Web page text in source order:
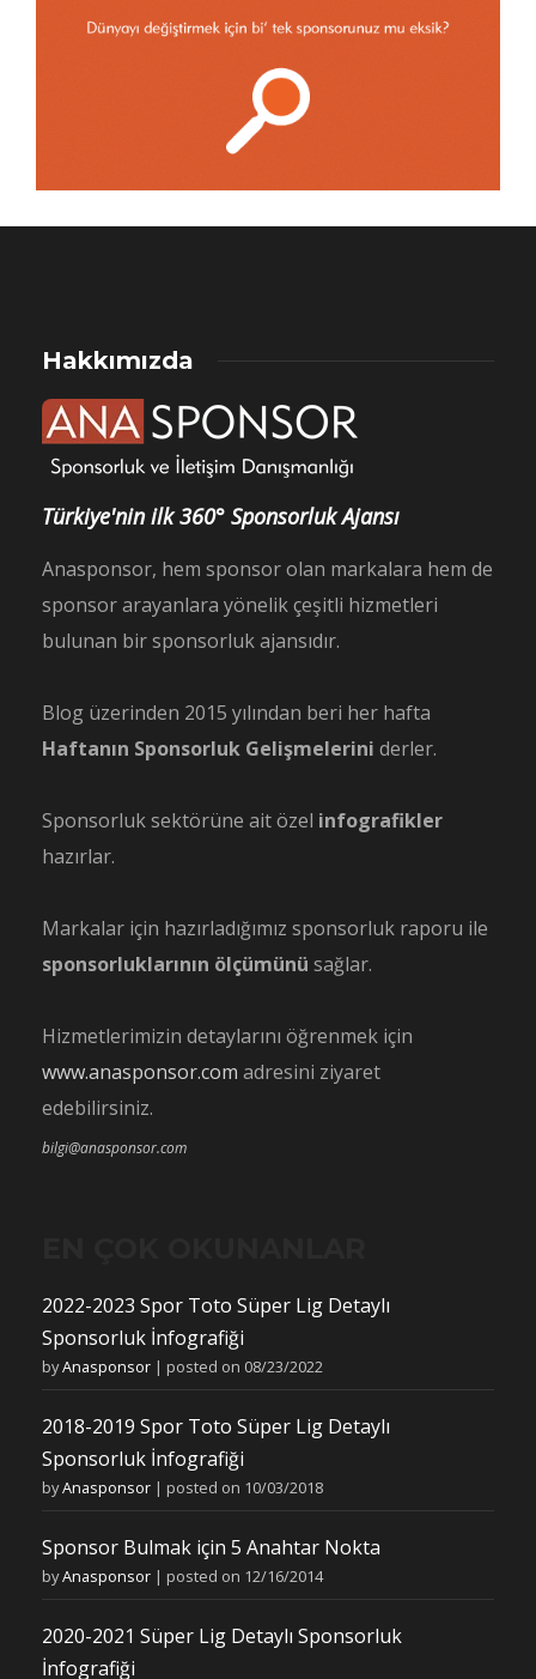
Hakkımızda
Türkiye'nin ilk 360° Sponsorluk Ajansı
Anasponsor, hem sponsor olan markalara hem de
sponsor arayanlara yönelik çeşitli hizmetleri
bulunan bir sponsorluk ajansıdır.
Blog üzerinden 2015 yılından beri her hafta
Haftanın Sponsorluk Gelişmelerini derler.
Sponsorluk sektörüne ait özel infografikler
hazırlar.
Markalar için hazırladığımız sponsorluk raporu ile
sponsorluklarının ölçümünü sağlar.
Hizmetlerimizin detaylarını öğrenmek için
www.anasponsor.com adresini ziyaret
edebilirsiniz.
bilgi@anasponsor.com
2022-2023 Spor Toto Süper Lig Detaylı
Sponsorluk İnfografiği
byAnasponsor | posted on 08/23/2022
2018-2019 Spor Toto Süper Lig Detaylı
Sponsorluk İnfografiği
byAnasponsor | posted on 10/03/2018
Sponsor Bulmak için 5 Anahtar Nokta
byAnasponsor | posted on 12/16/2014
2020-2021 Süper Lig Detaylı Sponsorluk
İnfografiği